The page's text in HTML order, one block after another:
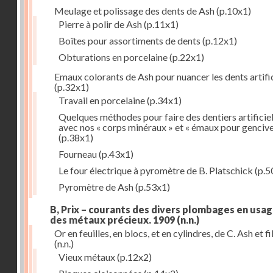
Meulage et polissage des dents de Ash(p.10x1)
Pierre à polir de Ash(p.11x1)
Boîtes pour assortiments de dents (p.12x1)
Obturations en porcelaine(p.22x1)
Emaux colorants de Ash pour nuancer les dents
(p.32x1)
Travail en porcelaine(p.34x1)
Quelques méthodes pour faire des dentiers
avec nos « corps minéraux » et « émaux pour
(p.38x1)
Fourneau(p.43x1)
Le four électrique à pyromètre de B. Platschick
Pyromètre de Ash(p.53x1)
B, Prix – courants des divers plombages en
des métaux précieux. 1909 (n.n.)
Or en feuilles, en blocs, et en cylindres, de C. Ash et
(n.n.)
Vieux métaux(p.12x2)